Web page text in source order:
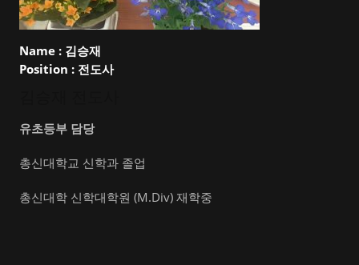
Name : 김승재
Position : 전도사
유초등부 담당
총신대학교 신학과 졸업
총신대학 신학대학원 (M.Div) 재학중